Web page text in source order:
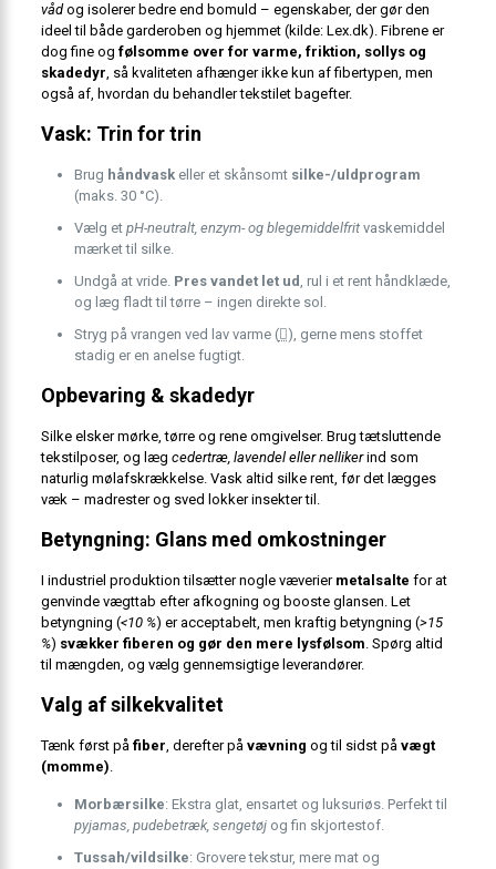
vådog isolerer bedre end bomuld – egenskaber, der gør den
ideel til både garderoben og hjemmet (kilde: Lex.dk). Fibrene er
dog fine og følsomme over for varme, friktion, sollys og
skadedyr, så kvaliteten afhænger ikke kun af fiber­typen, men
også af, hvordan du behandler tekstilet bagefter.
Vask: Trin for trin
Brug håndvaskeller et skånsomt silke-/uldprogram
(maks. 30 °C).
Vælg et pH-neutralt, enzym- og blegemiddelfritvaskemiddel
mærket til silke.
Undgå at vride. Pres vandet let ud, rul i et rent håndklæde,
og læg fladt til tørre – ingen direkte sol.
Stryg på vrangen ved lav varme ( ), gerne mens stoffet
stadig er en anelse fugtigt.
Opbevaring & skadedyr
Silke elsker mørke, tørre og rene omgivelser. Brug tætsluttende
tekstilposer, og læg cedertræ, lavendel eller nellikerind som
naturlig mølafskrækkelse. Vask altid silke rent, før det lægges
væk – madrester og sved lokker insekter til.
Betyngning: Glans med omkostninger
I industriel produktion tilsætter nogle væverier metalsalte for at
genvinde vægttab efter afkogning og booste glansen. Let
betyngning (<10 %) er acceptabelt, men kraftig betyngning (>15
%) svækker fiberen og gør den mere lysfølsom. Spørg altid
til mængden, og vælg gennemsigtige leverandører.
Valg af silkekvalitet
Tænk først på fiber, derefter på vævning og til sidst på vægt
(momme).
Morbærsilke: Ekstra glat, ensartet og luksuriøs. Perfekt til
pyjamas, pudebetræk, sengetøjog fin skjorte­stof.
Tussah/vildsilke: Grovere tekstur, mere mat og